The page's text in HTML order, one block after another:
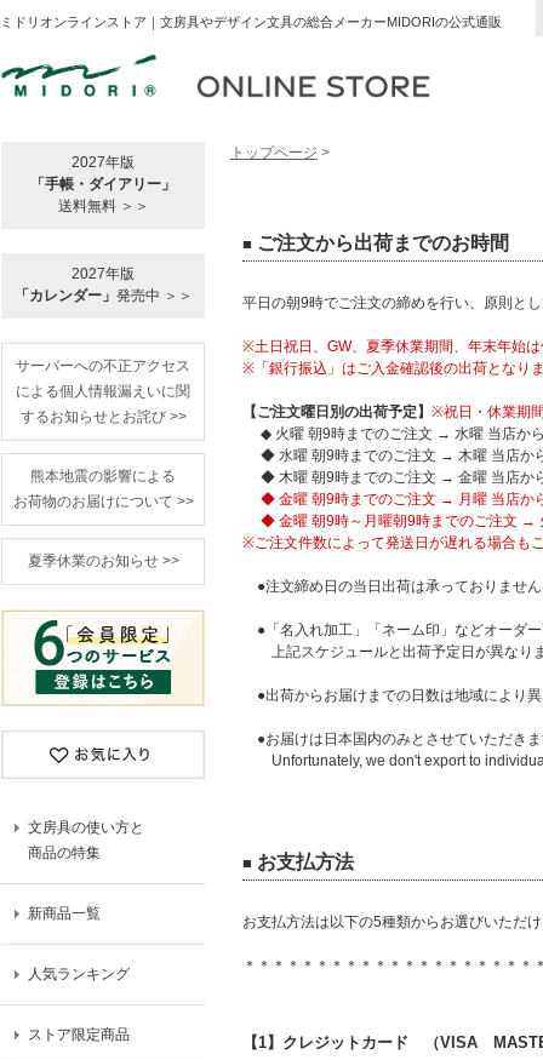
ミドリオンラインストア｜文房具やデザイン文具の総合メーカーMIDORIの公式通販
2027年版
「手帳・ダイアリー」
送料無料 ＞＞
2027年版
「カレンダー」 発売中 ＞＞
サーバーへの不正アクセス
による個人情報漏えいに関
するお知らせとお詫び >>
熊本地震の影響による
お荷物のお届けについて >>
夏季休業のお知らせ >>
文房具の使い方と
商品の特集
新商品一覧
人気ランキング
ストア限定商品
トップページ >
■ ご注文から出荷までのお時間
平日の朝9時でご注文の締めを行い、原則と
※土日祝日、GW、夏季休業期間、年末年始
※「銀行振込」はご入金確認後の出荷となり
【ご注文曜日別の出荷予定】 ※祝日・休業期
◆ 火曜 朝9時までのご注文 → 水曜 当店か
◆ 水曜 朝9時までのご注文 → 木曜 当店か
◆ 木曜 朝9時までのご注文 → 金曜 当店か
◆ 金曜 朝9時までのご注文 → 月曜 当店か
◆ 金曜 朝9時～月曜朝9時までのご注文 →
※ご注文件数によって発送日が遅れる場合も
●注文締め日の当日出荷は承っておりませ
●「名入れ加工」「ネーム印」などオーダ
上記スケジュールと出荷予定日が異なり
●出荷からお届けまでの日数は地域により
●お届けは日本国内のみとさせていただき
Unfortunately, we don't export to
■ お支払方法
お支払方法は以下の5種類からお選びいただ
＊＊＊＊＊＊＊＊＊＊＊＊＊＊＊＊＊＊＊＊
【1】クレジットカード （VISA